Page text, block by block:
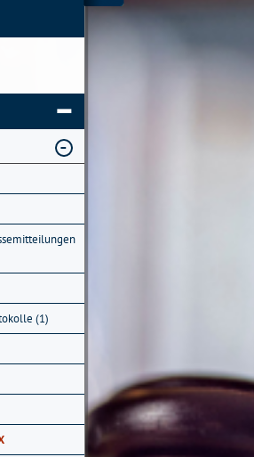
(1)